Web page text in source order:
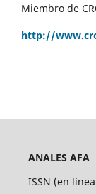
Miembro de
http://
ANALES AFA
ISSN (en